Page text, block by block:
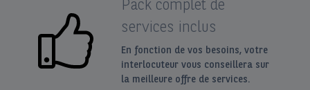
Pack complet de
services inclus
En fonction de vos besoins, votre
interlocuteur vous conseillera sur
la meilleure offre de services.